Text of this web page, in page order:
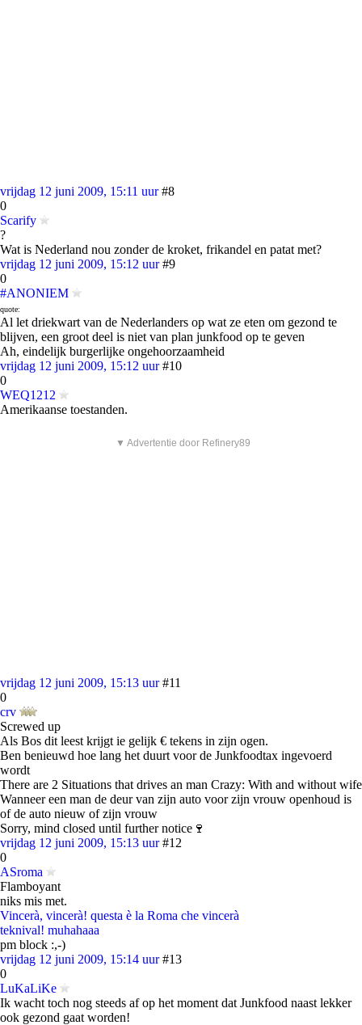
vrijdag 12 juni 2009, 15:11 uur #8
0
Scarify
?
Wat is Nederland nou zonder de kroket, frikandel en patat met?
vrijdag 12 juni 2009, 15:12 uur #9
0
#ANONIEM
quote:
Al let driekwart van de Nederlanders op wat ze eten om gezond te
blijven, een groot deel is niet van plan junkfood op te geven
Ah, eindelijk burgerlijke ongehoorzaamheid
vrijdag 12 juni 2009, 15:12 uur #10
0
WEQ1212
Amerikaanse toestanden.
▼ Advertentie door Refinery89
vrijdag 12 juni 2009, 15:13 uur #11
0
crv
Screwed up
Als Bos dit leest krijgt ie gelijk € tekens in zijn ogen.
Ben benieuwd hoe lang het duurt voor de Junkfoodtax ingevoerd
wordt
There are 2 Situations that drives an man Crazy: With and without wife
Wanneer een man de deur van zijn auto voor zijn vrouw openhoud is
of de auto nieuw of zijn vrouw
Sorry, mind closed until further notice🍷
vrijdag 12 juni 2009, 15:13 uur #12
0
ASroma
Flamboyant
niks mis met.
Vincerà, vincerà! questa è la Roma che vincerà
teknival! muhahaaa
pm block :,-)
vrijdag 12 juni 2009, 15:14 uur #13
0
LuKaLiKe
Ik wacht toch nog steeds af op het moment dat Junkfood naast lekker
ook gezond gaat worden!